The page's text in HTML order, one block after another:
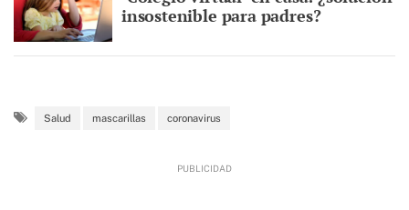
insostenible para padres?
Salud mascarillas coronavirus